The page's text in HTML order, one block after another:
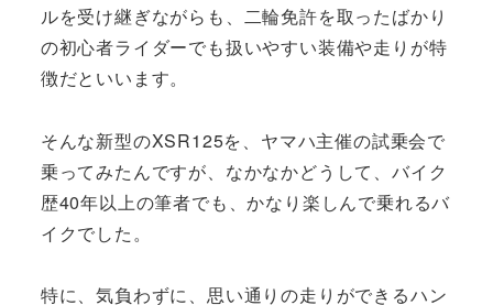
ルを受け継ぎながらも、二輪免許を取ったばかり
の初心者ライダーでも扱いやすい装備や走りが特
徴だといいます。
そんな新型のXSR125を、ヤマハ主催の試乗会で
乗ってみたんですが、なかなかどうして、バイク
歴40年以上の筆者でも、かなり楽しんで乗れるバ
イクでした。
特に、気負わずに、思い通りの走りができるハン